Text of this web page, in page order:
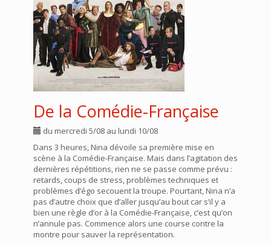
De la Comédie-Française
du mercredi 5/08 au lundi 10/08
Dans 3 heures, Nina dévoile sa première mise en
scène à la Comédie-Française. Mais dans l’agitation des
dernières répétitions, rien ne se passe comme prévu :
retards, coups de stress, problèmes techniques et
problèmes d’égo secouent la troupe. Pourtant, Nina n’a
pas d’autre choix que d’aller jusqu’au bout car s’il y a
bien une règle d’or à la Comédie-Française, c’est qu’on
n’annule pas. Commence alors une course contre la
montre pour sauver la représentation.